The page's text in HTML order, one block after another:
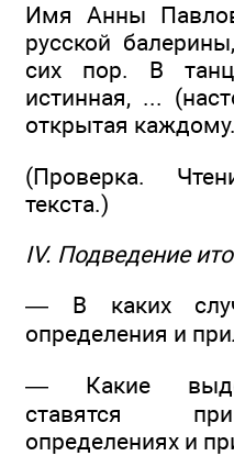
Имя Анны
русской
сих пор. В
истинная, ...
открытая каждому.
(Проверка.
текста.)
IV. Подведение
— В каких
определения и
— Какие
ставятся
определениях и